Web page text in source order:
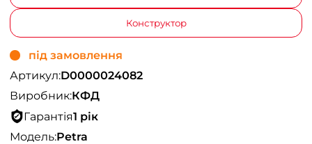
Конструктор
під замовлення
Артикул:D0000024082
Виробник:КФД
Гарантія1 рік
Модель:Petra